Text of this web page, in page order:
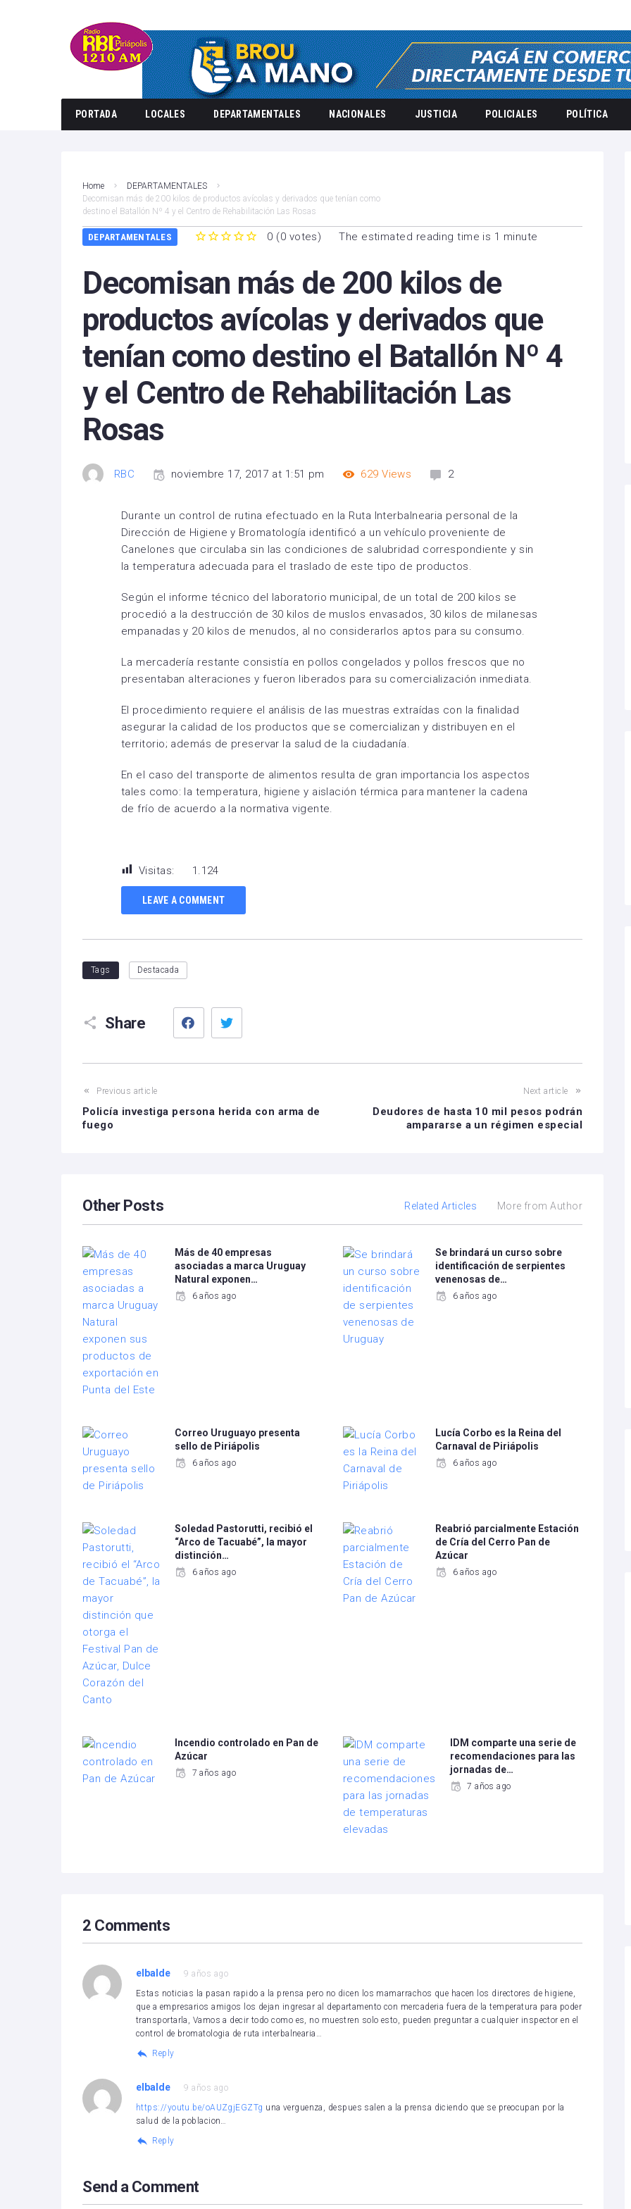
PORTADA LOCALES DEPARTAMENTALES NACIONALES JUSTICIA POLICIALES POLÍTICA
Home
DEPARTAMENTALES
Decomisan más de 200 kilos de productos avícolas y derivados que tenían como
destino el Batallón Nº 4 y el Centro de Rehabilitación Las Rosas
DEPARTAMENTALES 0 (0 votes) The estimated reading time is 1 minute
Decomisan más de 200 kilos de
productos avícolas y derivados que
tenían como destino el Batallón Nº 4
y el Centro de Rehabilitación Las
Rosas
RBC noviembre 17, 2017 at 1:51 pm 629 Views 2
Durante un control de rutina efectuado en la Ruta Interbalnearia personal de la
Dirección de Higiene y Bromatología identificó a un vehículo proveniente de
Canelones que circulaba sin las condiciones de salubridad correspondiente y sin
la temperatura adecuada para el traslado de este tipo de productos.
Según el informe técnico del laboratorio municipal, de un total de 200 kilos se
procedió a la destrucción de 30 kilos de muslos envasados, 30 kilos de milanesas
empanadas y 20 kilos de menudos, al no considerarlos aptos para su consumo.
La mercadería restante consistía en pollos congelados y pollos frescos que no
presentaban alteraciones y fueron liberados para su comercialización inmediata.
El procedimiento requiere el análisis de las muestras extraídas con la finalidad
asegurar la calidad de los productos que se comercializan y distribuyen en el
territorio; además de preservar la salud de la ciudadanía.
En el caso del transporte de alimentos resulta de gran importancia los aspectos
tales como: la temperatura, higiene y aislación térmica para mantener la cadena
de frío de acuerdo a la normativa vigente.
Visitas: 1.124
LEAVE A COMMENT
Tags Destacada
Share
Facebook
Previous article
Policía investiga persona herida con arma de
fuego
Next article
Deudores de hasta 10 mil pesos podrán
ampararse a un régimen especial
Other Posts Related Articles More from Author
Más de 40 empresas
asociadas a marca Uruguay
Natural exponen…
6 años ago
Se brindará un curso sobre
identificación de serpientes
venenosas de…
6 años ago
Correo Uruguayo presenta
sello de Piriápolis
6 años ago
Lucía Corbo es la Reina del
Carnaval de Piriápolis
6 años ago
Soledad Pastorutti, recibió el
“Arco de Tacuabé”, la mayor
distinción…
6 años ago
Reabrió parcialmente Estación
de Cría del Cerro Pan de
Azúcar
6 años ago
Incendio controlado en Pan de
Azúcar
7 años ago
IDM comparte una serie de
recomendaciones para las
jornadas de…
7 años ago
2 Comments
elbalde
9 años ago
Estas noticias la pasan rapido a la prensa pero no dicen los mamarrachos que hacen los directores de higiene,
que a empresarios amigos los dejan ingresar al departamento con mercaderia fuera de la temperatura para poder
transportarla, Vamos a decir todo como es, no muestren solo esto, pueden preguntar a cualquier inspector en el
control de bromatologia de ruta interbalnearia…
Reply
elbalde
9 años ago
https://youtu.be/oAUZgjEGZTg una verguenza, despues salen a la prensa diciendo que se preocupan por la
salud de la poblacion…
Reply
Send a Comment